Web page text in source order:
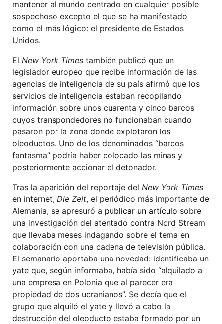
mantener al mundo centrado en cualquier posible
sospechoso excepto el que se ha manifestado
como el más lógico: el presidente de Estados
Unidos.
El New York Times también publicó que un
legislador europeo que recibe información de las
agencias de inteligencia de su país afirmó que los
servicios de inteligencia estaban recopilando
información sobre unos cuarenta y cinco barcos
cuyos transpondedores no funcionaban cuando
pasaron por la zona donde explotaron los
oleoductos. Uno de los denominados “barcos
fantasma” podría haber colocado las minas y
posteriormente accionar el detonador.
Tras la aparición del reportaje del New York Times
en internet, Die Zeit, el periódico más importante de
Alemania, se apresuró a publicar un artículo sobre
una investigación del atentado contra Nord Stream
que llevaba meses indagando sobre el tema en
colaboración con una cadena de televisión pública.
El semanario aportaba una novedad: identificaba un
yate que, según informaba, había sido “alquilado a
una empresa en Polonia que al parecer era
propiedad de dos ucranianos”. Se decía que el
grupo que alquiló el yate y llevó a cabo la
destrucción del oleoducto estaba formado por un